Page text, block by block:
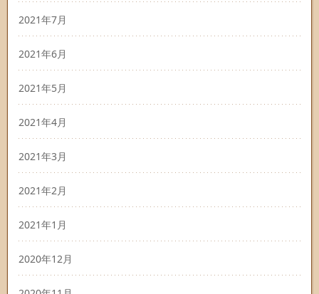
2021年7月
2021年6月
2021年5月
2021年4月
2021年3月
2021年2月
2021年1月
2020年12月